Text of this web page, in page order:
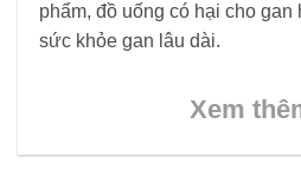
phẩm, đồ uống có hại cho gan
sức khỏe gan lâu dài.
Xem